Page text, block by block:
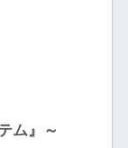
ム』～